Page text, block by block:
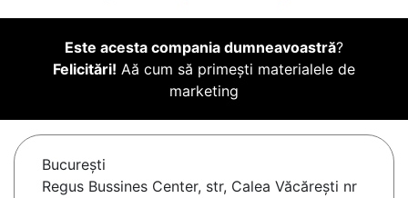
Este acesta compania dumneavoastră?
Felicitări! Aă cum să primești materialele de
marketing
Bucureşti
Regus Bussines Center, str, Calea Văcărești nr